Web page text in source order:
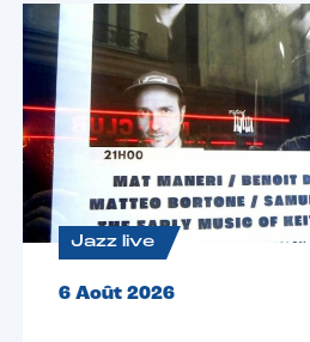
Jazz live
6 Août 2026